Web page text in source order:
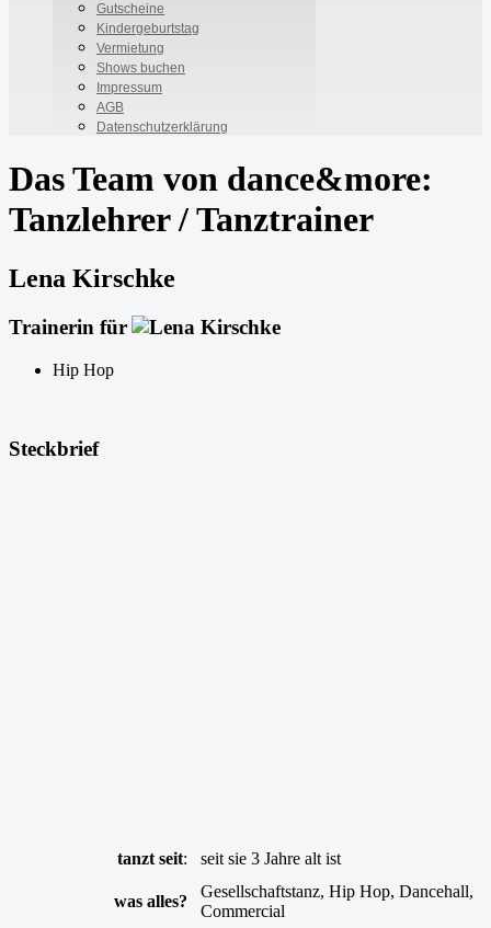
Gutscheine
Kindergeburtstag
Vermietung
Shows buchen
Impressum
AGB
Datenschutzerklärung
Das Team von dance&more:
Tanzlehrer / Tanztrainer
Lena Kirschke
Trainerin für
Hip Hop
Steckbrief
tanzt seit: seit sie 3 Jahre alt ist
was alles?
Gesellschaftstanz, Hip Hop, Dancehall,
Commercial